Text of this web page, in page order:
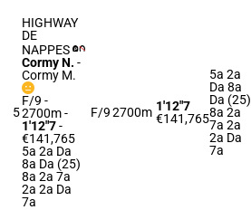
5
HIGHWAY
DE
NAPPES
Cormy N. -
Cormy M.
F/9 -
2700m-
1'12"7-
€141,765
5a 2a Da
8a Da (25)
8a 2a 7a
2a 2a Da
7a
F/92700m 1'12"7
€141,765
5a 2a
Da 8a
Da (25)
8a 2a
7a 2a
2a Da
7a